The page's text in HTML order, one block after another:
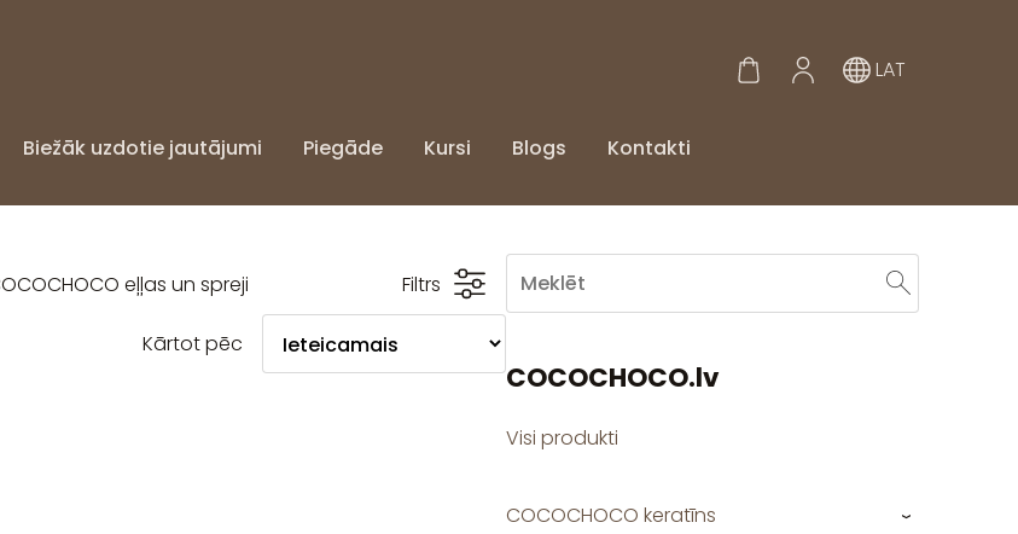
Biežāk uzdotie jautājumi Piegāde Kursi Blogs Kontakti
LAT
COCOCHOCO.lv
Visi produkti
COCOCHOCO keratīns ›
eļļas un spreji Filtrs
Kārtot pēc